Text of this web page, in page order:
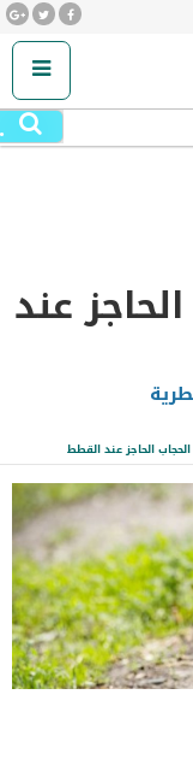
عند
الحاجز عند القطط